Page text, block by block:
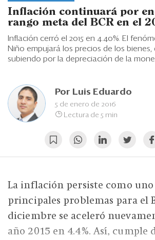
Eventos
Blogs
Ranking CEO
Edición Impresa
Inflación continuará por
rango meta del BCR en el
Inflación cerró el 2015 en 4.40%. El
Niño empujará los precios de los bienes,
subiendo por la depreciación de la
Por Luis Eduardo
5 de enero de 2016
Lectura de 5 min
La inflación persiste como uno
principales problemas para el
diciembre se aceleró
año 2015 en 4.4%. Así, cumple